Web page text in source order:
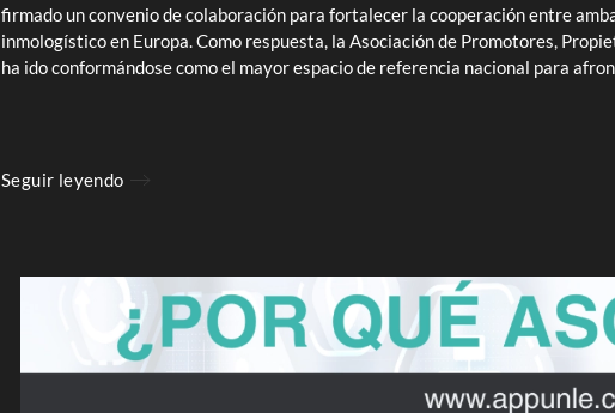
firmado un convenio de colaboración para fortalecer la cooperación entre
inmologístico en Europa. Como respuesta, la Asociación de Promotores,
ha ido conformándose como el mayor espacio de referencia nacional para
Seguir leyendo